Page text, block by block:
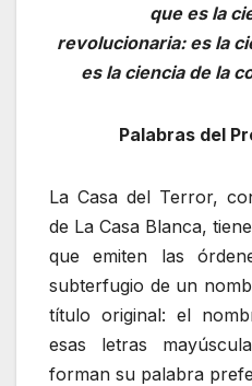
que es la
revolucionaria: es la
es la ciencia de la
Palabras del
La Casa del Terror,
de La Casa Blanca,
que emiten las
subterfugio de un
título original: el
esas letras
forman su palabra